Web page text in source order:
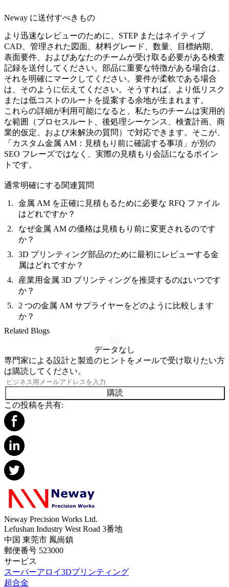
Neway に送付すべきもの
より迅速なレビューのために、STEP またはネイティブ
CAD、管理された図面、材料グレード、数量、目標納期、
表面要件、およびあなたのチームが受け取る必要がある検査
記録を送付してください。部品に重要な特徴がある場合は、
それを明確にマークしてください。要件が柔軟である場合
は、そのように伝えてください。そうすれば、より低リスク
または低コストのルートを提案する余地が生まれます。
これらの詳細が利用可能になると、私たちのチームは実用的
な範囲（プロセスルート、後処理シーケンス、検査計画、商
業的仮定、および未解決の質問）で対応できます。そこが、
「カスタム金属 AM：見積もり前に確認する事項」が別の
SEO フレーズではなく、実際の見積もり会話になるポイン
トです。
通常明確にする関連質問
金属 AM を正確に見積もるために必要な RFQ ファイル
はどれですか？
なぜ金属 AM の価格は見積もり前に変更されるのです
か？
3D プリンティング部品のために最初にレビューする金
属はどれですか？
産業用金属 3D プリンティングを推奨するのはいつです
か？
2 つの金属 AM サプライヤーをどのように比較します
か？
Related Blogs
データなし
専門家による設計と製造のヒントをメールで受け取りたい方
は購読してください。
購読
この投稿を共有:
Neway Precision Works Ltd.
Lefushan Industry West Road 3番地
中国 東莞市 鳳崗鎮
郵便番号 523000
サービス
スーパーアロイ3Dプリンティング
超合金